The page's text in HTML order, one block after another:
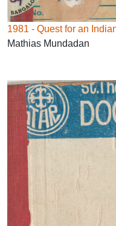
1981 - Quest for an
Mathias Mundadan